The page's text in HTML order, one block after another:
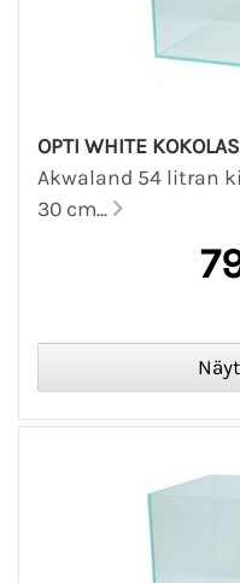
OPTI WHITE
Akwaland 54 litran
30 cm...